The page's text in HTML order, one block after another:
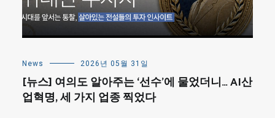
News 2026년 05월 31일
[뉴스] 여의도 알아주는 ‘선수’에 물었더니… AI산
업혁명, 세 가지 업종 찍었다